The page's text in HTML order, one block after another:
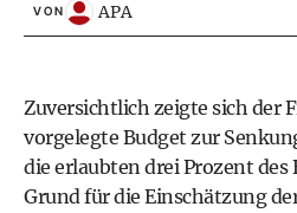
VON APA
Zuversichtlich zeigte sich der
vorgelegte Budget zur
die erlaubten drei Prozent des
Grund für die Einschätzung